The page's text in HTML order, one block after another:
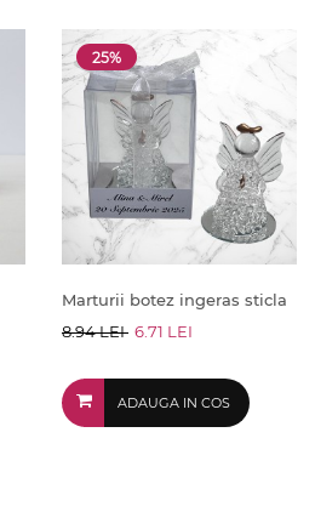
25%
Marturii botez ingeras sticla
8.94 LEI 6.71 LEI
ADAUGA IN COS